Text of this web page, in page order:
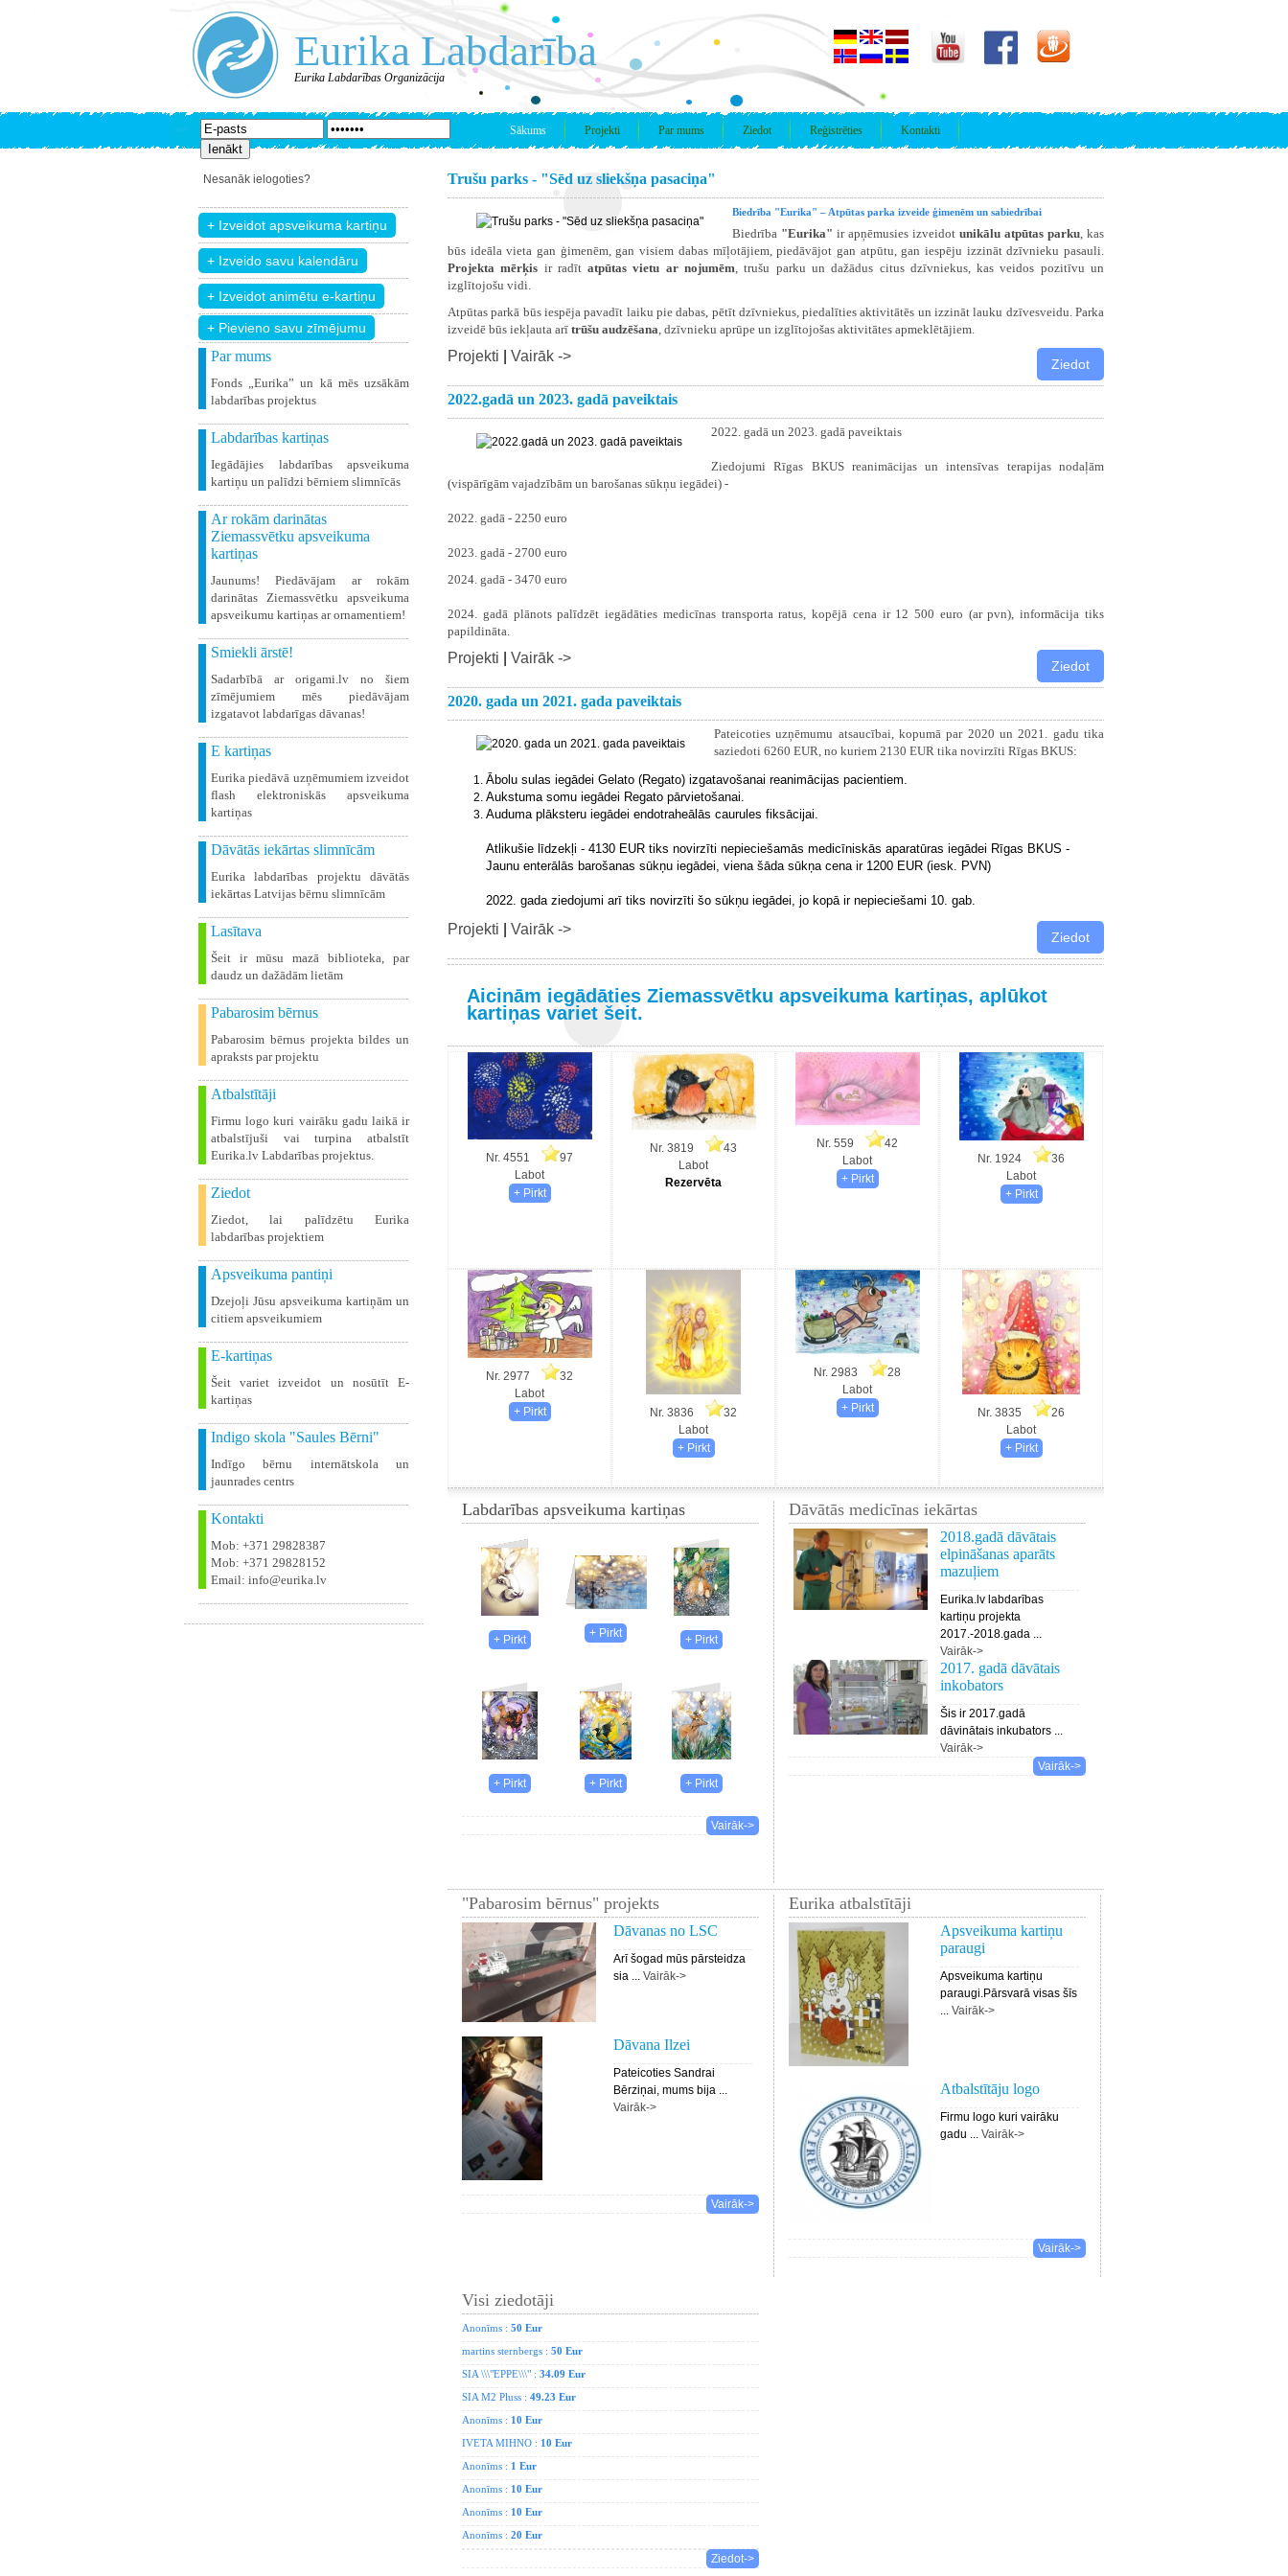
Eurika Labdarība
Eurika Labdarības Organizācija
Sākums Projekti Par mums Ziedot Reģistrēties Kontakti
Nesanāk ielogoties?
+ Pievieno savu zīmējumu
Par mums
Fonds „Eurika” un kā mēs uzsākām
labdarības projektus
Labdarības kartiņas
Iegādājies labdarības apsveikuma
kartiņu un palīdzi bērniem slimnīcās
Ar rokām darinātas
Ziemassvētku apsveikuma
kartiņas
Jaunums! Piedāvājam ar rokām
darinātas Ziemassvētku apsveikuma
apsveikumu kartiņas ar ornamentiem!
Smiekli ārstē!
Sadarbībā ar origami.lv no šiem
zīmējumiem mēs piedāvājam
izgatavot labdarīgas dāvanas!
E kartiņas
Eurika piedāvā uzņēmumiem izveidot
flash elektroniskās apsveikuma
kartiņas
Dāvātās iekārtas slimnīcām
Eurika labdarības projektu dāvātās
iekārtas Latvijas bērnu slimnīcām
Lasītava
Šeit ir mūsu mazā biblioteka, par
daudz un dažādām lietām
Pabarosim bērnus
Pabarosim bērnus projekta bildes un
apraksts par projektu
Atbalstītāji
Firmu logo kuri vairāku gadu laikā ir
atbalstījuši vai turpina atbalstīt
Eurika.lv Labdarības projektus.
Ziedot
Ziedot, lai palīdzētu Eurika
labdarības projektiem
Apsveikuma pantiņi
Dzejoļi Jūsu apsveikuma kartiņām un
citiem apsveikumiem
E-kartiņas
Šeit variet izveidot un nosūtīt E-
kartiņas
Indigo skola "Saules Bērni"
Indīgo bērnu internātskola un
jaunrades centrs
Kontakti
Mob: +371 29828387
Mob: +371 29828152
Email: info@eurika.lv
Trušu parks - "Sēd uz sliekšņa pasaciņa"
Biedrība "Eurika" – Atpūtas parka izveide ģimenēm un sabiedrībai
Biedrība "Eurika" ir apņēmusies izveidot unikālu atpūtas parku, kas
būs ideāla vieta gan ģimenēm, gan visiem dabas mīļotājiem, piedāvājot gan atpūtu, gan iespēju izzināt dzīvnieku pasauli.
Projekta mērķis ir radītatpūtas vietu ar nojumēm, trušu parku un dažādus citus dzīvniekus, kas veidos pozitīvu un
izglītojošu vidi.
Atpūtas parkā būs iespēja pavadīt laiku pie dabas, pētīt dzīvniekus, piedalīties aktivitātēs un izzināt lauku dzīvesveidu. Parka
izveidē būs iekļauta arī trūšu audzēšana, dzīvnieku aprūpe un izglītojošas aktivitātes apmeklētājiem.
Projekti Vairāk ->
2022.gadā un 2023. gadā paveiktais
2022. gadā un 2023. gadā paveiktais
Ziedojumi Rīgas BKUS reanimācijas un intensīvas terapijas nodaļām
(vispārīgām vajadzībām un barošanas sūkņu iegādei) -
2022. gadā - 2250 euro
2023. gadā - 2700 euro
2024. gadā - 3470 euro
2024. gadā plānots palīdzēt iegādāties medicīnas transporta ratus, kopējā cena ir 12 500 euro (ar pvn), informācija tiks
papildināta.
Projekti Vairāk ->
2020. gada un 2021. gada paveiktais
Pateicoties uzņēmumu atsaucībai, kopumā par 2020 un 2021. gadu tika
saziedoti 6260 EUR, no kuriem 2130 EUR tika novirzīti Rīgas BKUS:
Ābolu sulas iegādei Gelato (Regato) izgatavošanai reanimācijas pacientiem.
Aukstuma somu iegādei Regato pārvietošanai.
Auduma plāksteru iegādei endotraheālās caurules fiksācijai.
Atlikušie līdzekļi - 4130 EUR tiks novirzīti nepieciešamās medicīniskās aparatūras iegādei Rīgas BKUS -
Jaunu enterālās barošanas sūkņu iegādei, viena šāda sūkņa cena ir 1200 EUR (iesk. PVN)
2022. gada ziedojumi arī tiks novirzīti šo sūkņu iegādei, jo kopā ir nepieciešami 10. gab.
Projekti Vairāk ->
Aicinām iegādāties Ziemassvētku apsveikuma kartiņas, aplūkot
kartiņas variet šeit.
Nr. 4551
97
Labot
Nr. 3819
43
Labot
Rezervēta
Nr. 559
42
Labot
Nr. 1924
36
Labot
Nr. 2977
32
Labot
Nr. 3836
32
Labot
Nr. 2983
28
Labot
Nr. 3835
26
Labot
Labdarības apsveikuma kartiņas
Vairāk->
Dāvātās medicīnas iekārtas
2018.gadā dāvātais
elpināšanas aparāts
mazuļiem
Eurika.lv labdarības
kartiņu projekta
2017.-2018.gada ...
Vairāk->
2017. gadā dāvātais
inkobators
Šis ir 2017.gadā
dāvinātais inkubators ...
Vairāk->
Vairāk->
"Pabarosim bērnus" projekts
Dāvanas no LSC
Arī šogad mūs pārsteidza
sia ... Vairāk->
Dāvana Ilzei
Pateicoties Sandrai
Bērziņai, mums bija ...
Vairāk->
Vairāk->
Eurika atbalstītāji
Apsveikuma kartiņu
paraugi
Apsveikuma kartiņu
paraugi.Pārsvarā visas šīs
... Vairāk->
Atbalstītāju logo
Firmu logo kuri vairāku
gadu ... Vairāk->
Vairāk->
Visi ziedotāji
Anonīms : 50 Eur
martins sternbergs : 50 Eur
SIA \\\"EPPE\\\" : 34.09 Eur
SIA M2 Pluss : 49.23 Eur
Anonīms : 10 Eur
IVETA MIHNO : 10 Eur
Anonīms : 1 Eur
Anonīms : 10 Eur
Anonīms : 10 Eur
Anonīms : 20 Eur
Ziedot->